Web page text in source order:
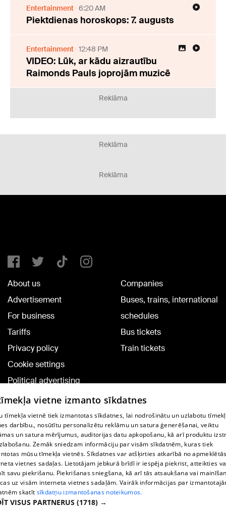
Entertainment 6:20 AM
Piektdienas horoskops: 7. augusts
Entertainment 12:48 PM
VIDEO: Lūk, ar kādu aizrautību
Raimonds Pauls joprojām muzicē
Reklāma
Reklāma
Reklāma
About us
Advertisement
For business
Tariffs
Privacy policy
Cookie settings
Political advertising
Cookie policy
Commenting terms
Companies
Buses, trains, international
schedules
Bus tickets
Train tickets
TV program
Contract rules
360 Ziņu kontakti
Helio Media
vietne izmanto sīkdatnes
tīmekļa vietnē tiek izmantotas sīkdatnes, lai nodrošinātu un uzlabotu
darbību., nosūtītu personalizētu reklāmu un satura ģenerēšanai, veiktu
un satura mērījumus, auditorijas datu apkopošanu, kā arī produktu
Zemāk sniedzam informāciju par visām sīkdatnēm, kuras tiek
mūsu tīmekļa vietnēs. Sīkdatnes var atšķirties atkarībā no
vietnes sadaļas. Lietotājam jebkurā brīdī ir iespēja piekrist, atteikties
savu piekrišanu. Piekrišanas sniegšana, kā arī tās atsaukšana vai
uz visām interneta vietnes sadaļām. Vairāk informācijas par
skatīt sīkdatņu izmantošanas noteikumos.
VISUS PARTNERUS (1718) →